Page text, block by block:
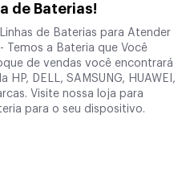
de Baterias!
de Baterias para Atender
Temos a Bateria que Você
de vendas você encontrará
DELL, SAMSUNG, HUAWEI,
Visite nossa loja para
para o seu dispositivo.